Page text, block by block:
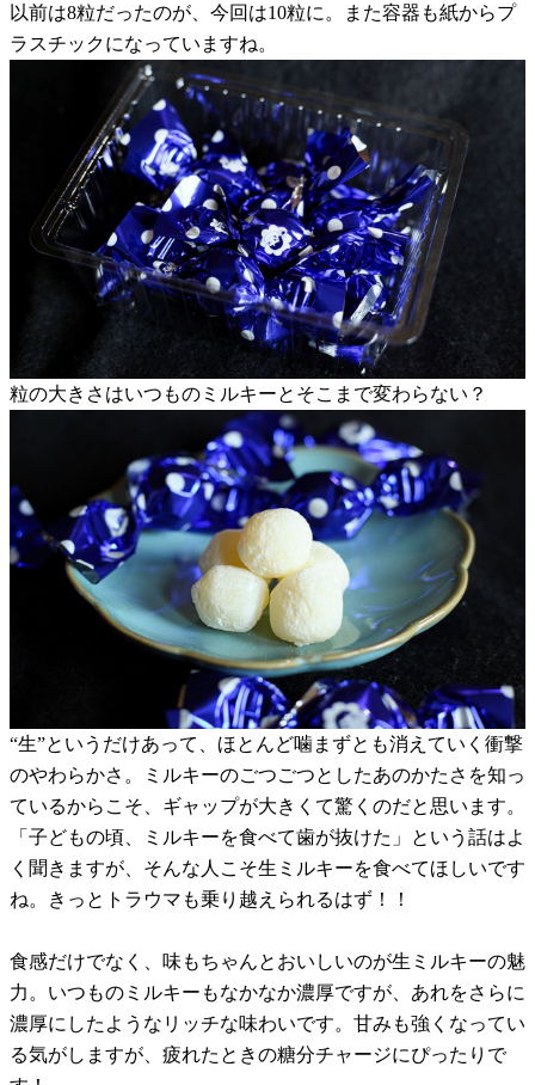
以前は8粒だったのが、今回は10粒に。また容器も紙からプ
ラスチックになっていますね。
粒の大きさはいつものミルキーとそこまで変わらない？
“生”というだけあって、ほとんど噛まずとも消えていく衝撃
のやわらかさ。ミルキーのごつごつとしたあのかたさを知っ
ているからこそ、ギャップが大きくて驚くのだと思います。
「子どもの頃、ミルキーを食べて歯が抜けた」という話はよ
く聞きますが、そんな人こそ生ミルキーを食べてほしいです
ね。きっとトラウマも乗り越えられるはず！！
食感だけでなく、味もちゃんとおいしいのが生ミルキーの魅
力。いつものミルキーもなかなか濃厚ですが、あれをさらに
濃厚にしたようなリッチな味わいです。甘みも強くなってい
る気がしますが、疲れたときの糖分チャージにぴったりで